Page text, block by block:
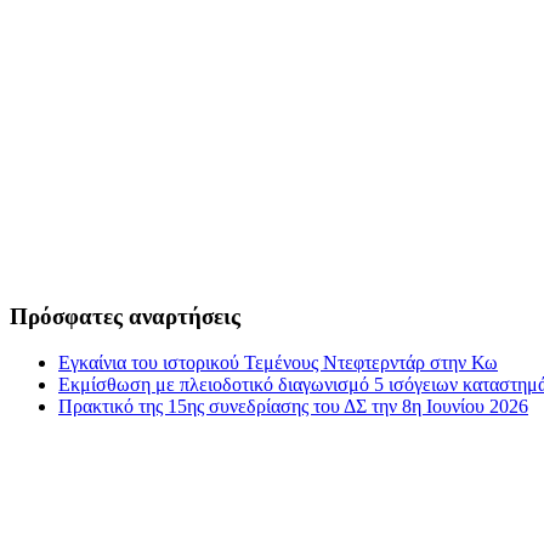
Πρόσφατες αναρτήσεις
Εγκαίνια του ιστορικού Τεμένους Ντεφτερντάρ στην Κω
Εκμίσθωση με πλειοδοτικό διαγωνισμό 5 ισόγειων
Πρακτικό της 15ης συνεδρίασης του ΔΣ την 8η Ιουνίου 2026